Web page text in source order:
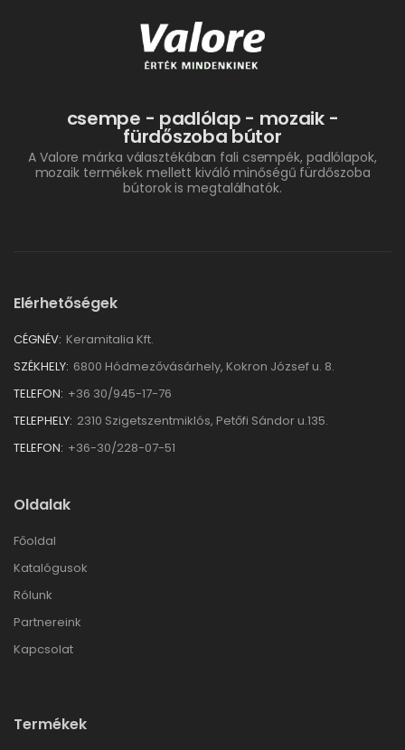
csempe - padlólap - mozaik -
fürdőszoba bútor
A Valore márka választékában fali csempék, padlólapok,
mozaik termékek mellett kiváló minőségű fürdőszoba
bútorok is megtalálhatók.
Elérhetőségek
CÉGNÉV: Keramitalia Kft.
SZÉKHELY: 6800 Hódmezővásárhely, Kokron József u. 8.
TELEFON: +36 30/945-17-76
TELEPHELY: 2310 Szigetszentmiklós, Petőfi Sándor u.135.
TELEFON: +36-30/228-07-51
Oldalak
Főoldal
Katalógusok
Rólunk
Partnereink
Kapcsolat
Termékek